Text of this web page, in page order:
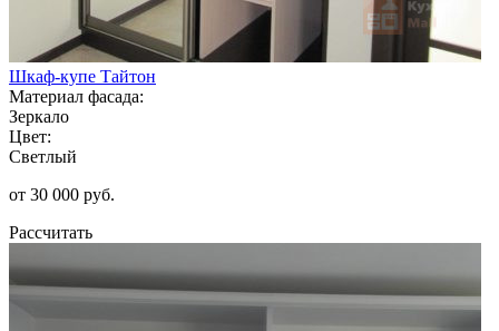
Шкаф-купе Тайтон
Материал фасада:
Зеркало
Цвет:
Светлый
от 30 000 руб.
Рассчитать